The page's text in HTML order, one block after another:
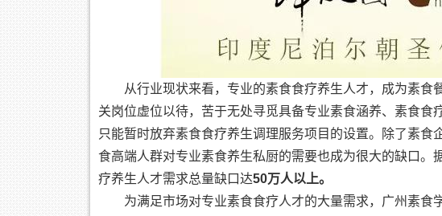
从行业现状来看，专业的素食食疗养生人才，成为素食
关岗位虚位以待，苦于无处寻觅具备专业素食涵养、素食食
只能暂时放弃素食食疗养生调理服务项目的设置。除了素
食高端人群对专业素食养生私厨的需要也成为很大的缺口。
疗养生人才需求总量缺口达50万人以上。
为满足市场对专业素食食疗人才的大量需求，广州素食